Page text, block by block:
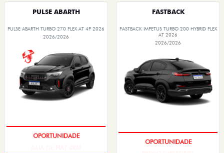
PULSE ABARTH
PULSE ABARTH TURBO 270 FLEX AT 4P 2026
2026/2026
FASTBACK
FASTBACK IMPETUS TURBO 200 HYBRID FLEX
AT 2026
2026/2026